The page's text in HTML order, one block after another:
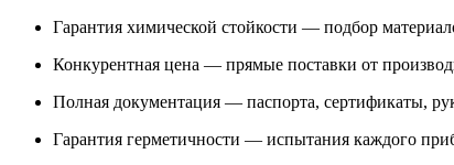
Гарантия химической стойкости — подбор
Конкурентная цена — прямые поставки от
Полная документация — паспорта, сертификаты,
Гарантия герметичности — испытания каждого